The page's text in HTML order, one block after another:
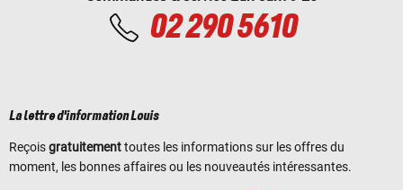
02 290 5610
La lettre d'information Louis
Reçoisgratuitementtoutes les informations sur les offres du
moment, les bonnes affaires ou les nouveautés intéressantes.